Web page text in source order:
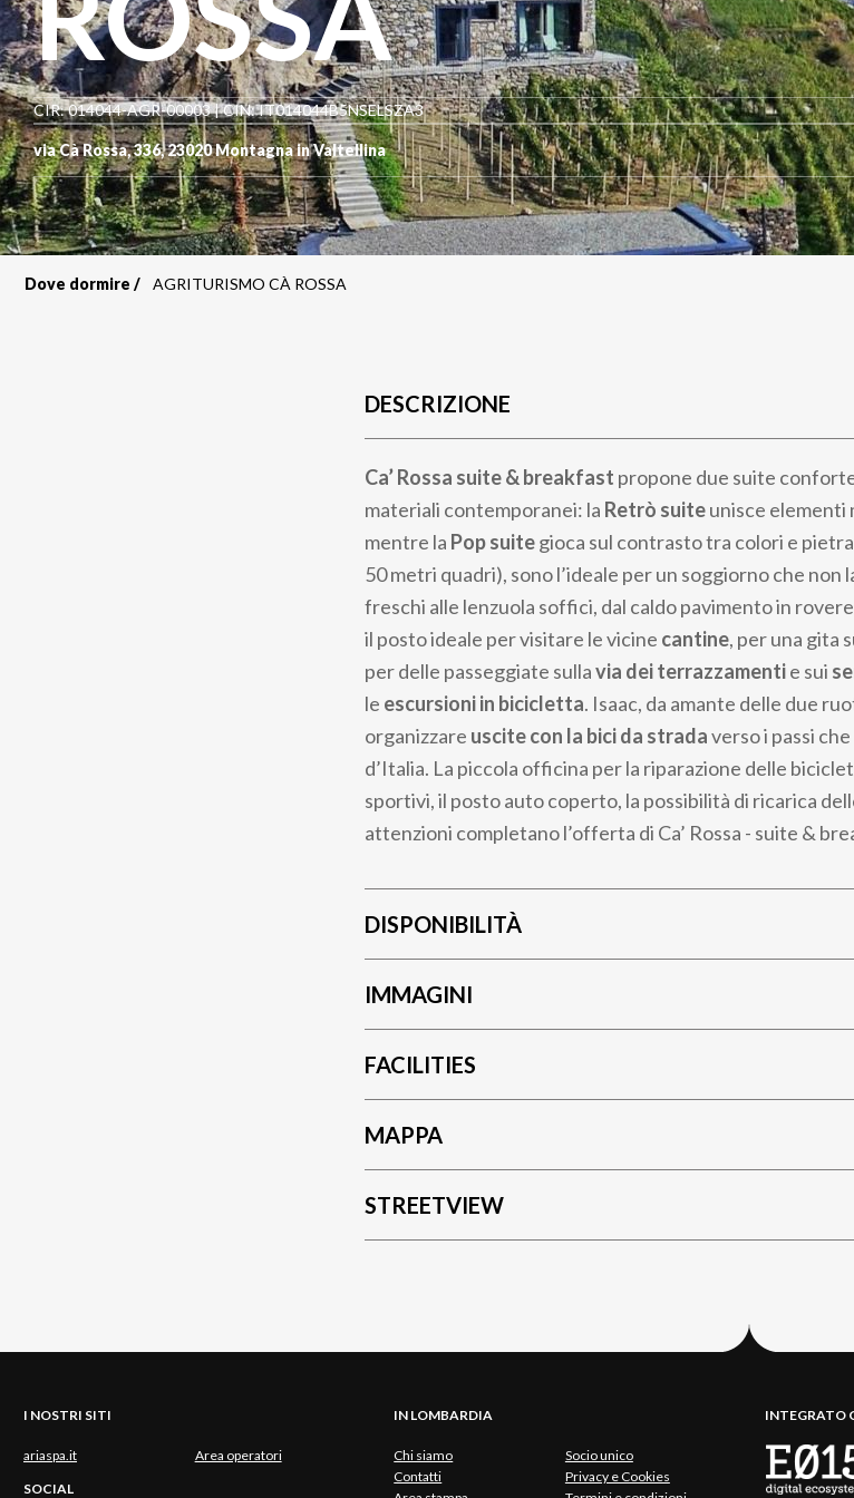
CIR: 014044-AGR-00003 | CIN: IT014044B5NSELSZA3
via Cà Rossa, 336,23020Montagna in Valtellina
Dove dormire AGRITURISMO CÀ ROSSA
DESCRIZIONE
Ca’ Rossa suite & breakfast propone due suite
materiali contemporanei: la Retrò suiteunisce elementi
mentre la Pop suitegioca sul contrasto tra colori e
50 metri quadri), sono l’ideale per un soggiorno che non
freschi alle lenzuola soffici, dal caldo pavimento in
il posto ideale per visitare le vicine cantine, per una gita
per delle passeggiate sullavia dei terrazzamentie sui
le escursioni in bicicletta. Isaac, da amante delle due
organizzare uscite con la bici da stradaverso i passi
d’Italia. La piccola officina per la riparazione delle
sportivi, il posto auto coperto, la possibilità di ricarica
attenzioni completano l’offerta di Ca’ Rossa - suite &
DISPONIBILITÀ
IMMAGINI
FACILITIES
MAPPA
STREETVIEW
I NOSTRI SITI
ariaspa.it Area operatori
SOCIAL
IN LOMBARDIA
Chi siamo
Socio unico
Contatti
Privacy e Cookies
INTEGRATO